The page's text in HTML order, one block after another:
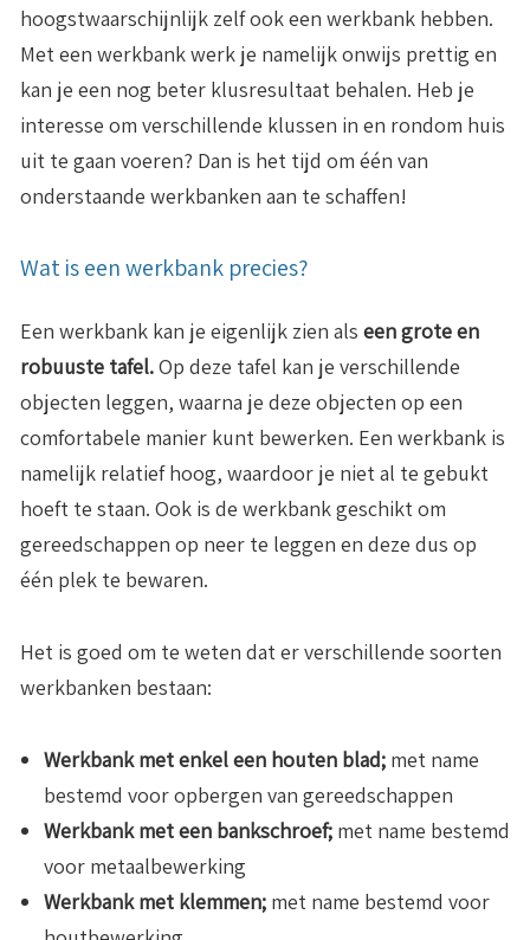
hoogstwaarschijnlijk zelf ook een werkbank hebben.
Met een werkbank werk je namelijk onwijs prettig en
kan je een nog beter klusresultaat behalen. Heb je
interesse om verschillende klussen in en rondom huis
uit te gaan voeren? Dan is het tijd om één van
onderstaande werkbanken aan te schaffen!
Wat is een werkbank precies?
Een werkbank kan je eigenlijk zien als een grote en
robuuste tafel.Op deze tafel kan je verschillende
objecten leggen, waarna je deze objecten op een
comfortabele manier kunt bewerken. Een werkbank is
namelijk relatief hoog, waardoor je niet al te gebukt
hoeft te staan. Ook is de werkbank geschikt om
gereedschappen op neer te leggen en deze dus op
één plek te bewaren.
Het is goed om te weten dat er verschillende soorten
werkbanken bestaan:
Werkbank met enkel een houten blad; met name
bestemd voor opbergen van gereedschappen
Werkbank met een bankschroef; met name bestemd
voor metaalbewerking
Werkbank met klemmen; met name bestemd voor